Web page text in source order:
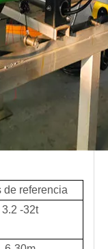
de referencia
3.2 -32t